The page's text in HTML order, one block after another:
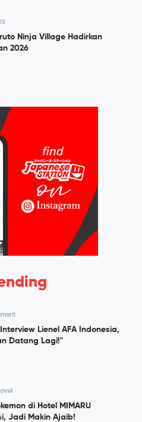
Ninja Village Hadirkan
2026
Lienel AFA Indonesia,
Datang Lagi!"
di Hotel MIMARU
Jadi Makin Ajaib!